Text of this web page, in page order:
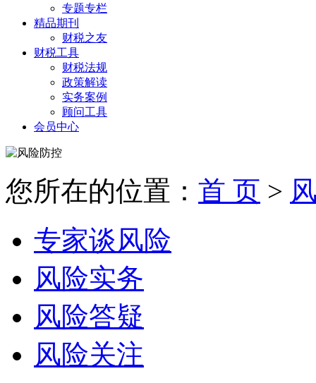
专题专栏
精品期刊
财税之友
财税工具
财税法规
政策解读
实务案例
顾问工具
会员中心
您所在的位置： 首 页 >
专家谈风险
风险实务
风险答疑
风险关注